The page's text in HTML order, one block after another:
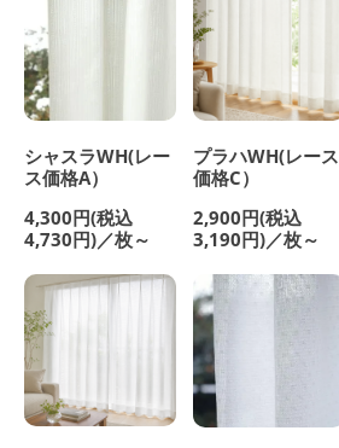
シャスラWH(レー
ス価格A）
4,300円(税込
4,730円)／枚～
プラハWH(レース
価格C）
2,900円(税込
3,190円)／枚～